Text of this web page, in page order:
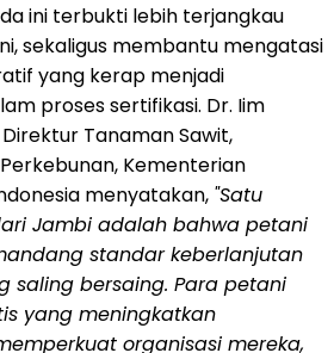
ini terbukti lebih terjangkau
sekaligus membantu mengatasi
yang kerap menjadi
proses sertifikasi. Dr. Iim
Direktur Tanaman Sawit,
Kementerian
menyatakan, "Satu
Jambi adalah bahwa petani
standar keberlanjutan
saling bersaing. Para petani
yang meningkatkan
organisasi mereka,